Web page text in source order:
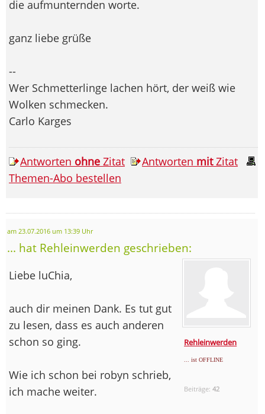
die aufmunternden worte.
ganz liebe grüße
--
Wer Schmetterlinge lachen hört, der weiß wie
Wolken schmecken.
Carlo Karges
Antworten ohne Zitat Antworten mitZitat
Themen-Abo bestellen
am 23.07.2016 um 13:39 Uhr
... hat Rehleinwerden geschrieben:
Rehleinwerden
... ist OFFLINE
Beiträge:42
Liebe luChia,
auch dir meinen Dank. Es tut gut
zu lesen, dass es auch anderen
schon so ging.
Wie ich schon bei robyn schrieb,
ich mache weiter.